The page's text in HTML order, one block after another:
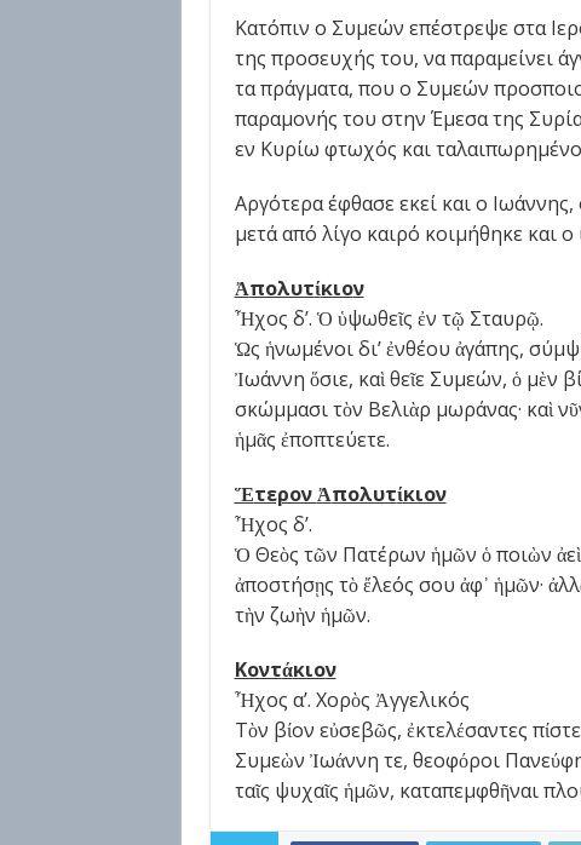
Κατόπιν ο Συμεών επέστρεψε στα
της προσευχής του, να παραμείνει
τα πράγματα, που ο Συμεών
παραμονής του στην Έμεσα της
εν Κυρίω φτωχός και
Αργότερα έφθασε εκεί και ο
μετά από λίγο καιρό κοιμήθηκε και ο
Ἀπολυτίκιον
Ἦχος δ’. Ὁ ὑψωθεῖς ἐν τῷ Σταυρῷ.
Ὡς ἡνωμένοι δι’ ἐνθέου ἀγάπης,
Ἰωάννη ὅσιε, καὶ θεῖε Συμεών, ὁ μὲν
σκώμμασι τὸν Βελιὰρ μωράνας· καὶ
ἡμᾶς ἐποπτεύετε.
ἝτερονἈπολυτίκιον
Ἦχος δ’.
Ὁ Θεὸς τῶν Πατέρων ἡμῶν ὁ ποιὼν ἀεὶ
ἀποστήσῃς τὸ ἔλεός σου ἀφ᾽ ἡμῶν·
τὴν ζωὴν ἡμῶν.
Κοντάκιον
Ἦχος α’. Χορὸς Ἀγγελικός
Τὸν βίον εὐσεβῶς, ἐκτελέσαντες
Συμεὼν Ἰωάννη τε, θεοφόροι
ταῖς ψυχαῖς ἡμῶν, καταπεμφθῆναι